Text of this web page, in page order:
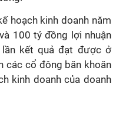
hoạch kinh doanh năm
100 tỷ đồng lợi nhuận
kết quả đạt được ở
các cổ đông băn khoăn
kinh doanh của doanh